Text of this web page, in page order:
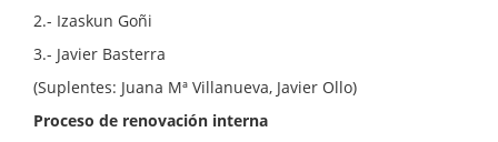
2.- Izaskun Goñi
3.- Javier Basterra
(Suplentes: Juana Mª Villanueva, Javier Ollo)
Proceso de renovación interna